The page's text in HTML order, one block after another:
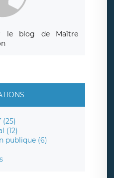
le blog de Maître
(12)
publique (6)